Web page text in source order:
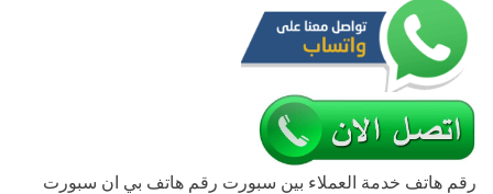
رقم هاتف خدمة العملاء بين سبورت رقم هاتف بي ان سبورت